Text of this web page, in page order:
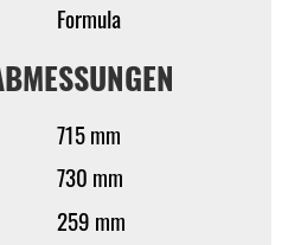
Formula
715 mm
730 mm
259 mm